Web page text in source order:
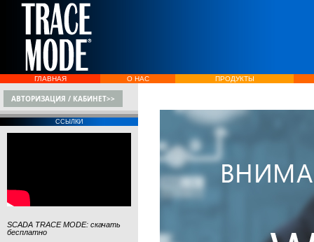
ГЛАВНАЯ О НАС ПРОДУКТЫ
АВТОРИЗАЦИЯ / КАБИНЕТ>>
ССЫЛКИ
SCADA TRACE MODE: скачать
бесплатно